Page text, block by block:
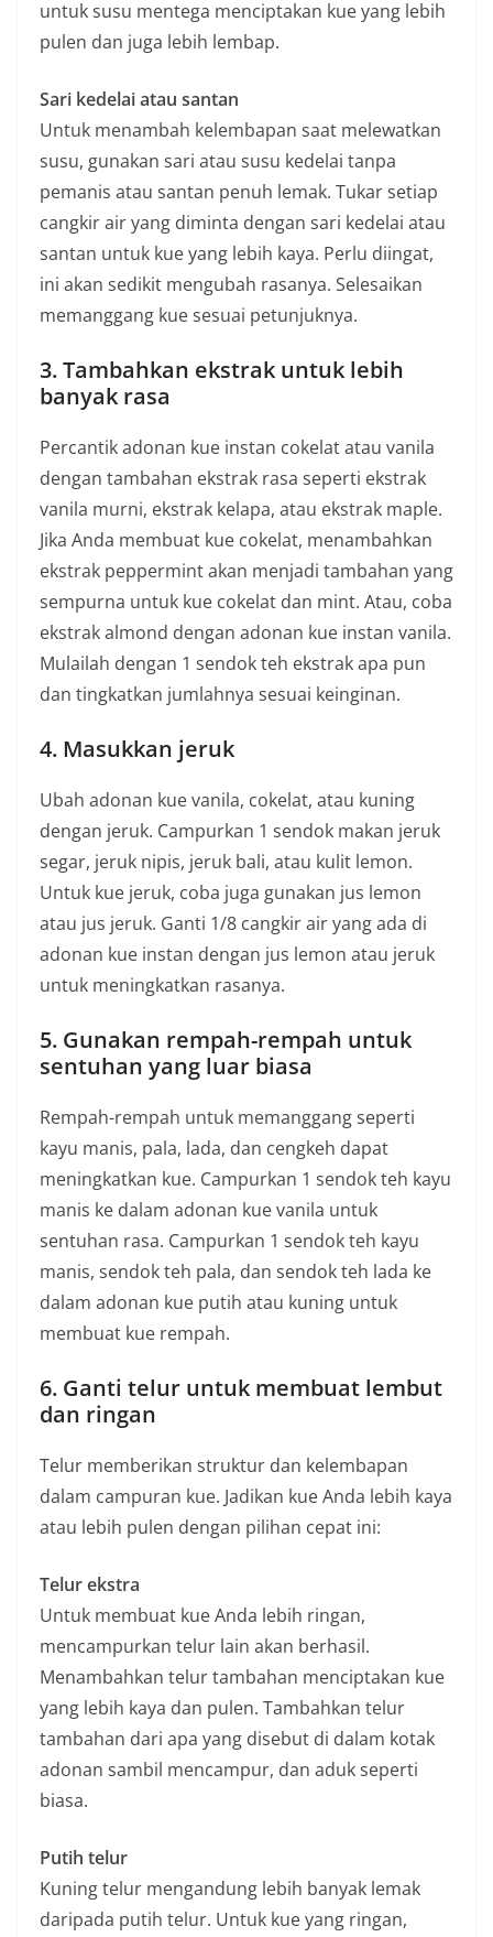
untuk susu mentega menciptakan kue yang lebih
pulen dan juga lebih lembap.
Sari kedelai atau santan
Untuk menambah kelembapan saat melewatkan
susu, gunakan sari atau susu kedelai tanpa
pemanis atau santan penuh lemak. Tukar setiap
cangkir air yang diminta dengan sari kedelai atau
santan untuk kue yang lebih kaya. Perlu diingat,
ini akan sedikit mengubah rasanya. Selesaikan
memanggang kue sesuai petunjuknya.
3. Tambahkan ekstrak untuk lebih
banyak rasa
Percantik adonan kue instan cokelat atau vanila
dengan tambahan ekstrak rasa seperti ekstrak
vanila murni, ekstrak kelapa, atau ekstrak maple.
Jika Anda membuat kue cokelat, menambahkan
ekstrak peppermint akan menjadi tambahan yang
sempurna untuk kue cokelat dan mint. Atau, coba
ekstrak almond dengan adonan kue instan vanila.
Mulailah dengan 1 sendok teh ekstrak apa pun
dan tingkatkan jumlahnya sesuai keinginan.
4. Masukkan jeruk
Ubah adonan kue vanila, cokelat, atau kuning
dengan jeruk. Campurkan 1 sendok makan jeruk
segar, jeruk nipis, jeruk bali, atau kulit lemon.
Untuk kue jeruk, coba juga gunakan jus lemon
atau jus jeruk. Ganti 1/8 cangkir air yang ada di
adonan kue instan dengan jus lemon atau jeruk
untuk meningkatkan rasanya.
5. Gunakan rempah-rempah untuk
sentuhan yang luar biasa
Rempah-rempah untuk memanggang seperti
kayu manis, pala, lada, dan cengkeh dapat
meningkatkan kue. Campurkan 1 sendok teh kayu
manis ke dalam adonan kue vanila untuk
sentuhan rasa. Campurkan 1 sendok teh kayu
manis, sendok teh pala, dan sendok teh lada ke
dalam adonan kue putih atau kuning untuk
membuat kue rempah.
6. Ganti telur untuk membuat lembut
dan ringan
Telur memberikan struktur dan kelembapan
dalam campuran kue. Jadikan kue Anda lebih kaya
atau lebih pulen dengan pilihan cepat ini:
Telur ekstra
Untuk membuat kue Anda lebih ringan,
mencampurkan telur lain akan berhasil.
Menambahkan telur tambahan menciptakan kue
yang lebih kaya dan pulen. Tambahkan telur
tambahan dari apa yang disebut di dalam kotak
adonan sambil mencampur, dan aduk seperti
biasa.
Putih telur
Kuning telur mengandung lebih banyak lemak
daripada putih telur. Untuk kue yang ringan,